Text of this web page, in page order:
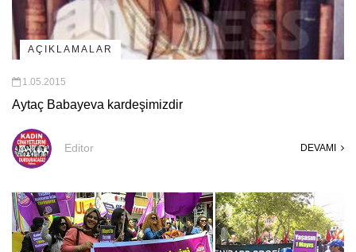
AÇIKLAMALAR
1.05.2015
Aytaç Babayeva kardeşimizdir
Editor DEVAMI